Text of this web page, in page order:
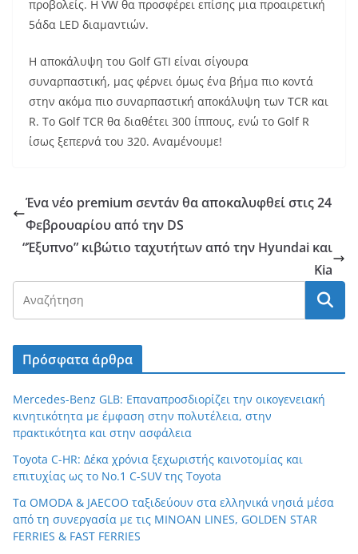
προβολείς. Η VW θα προσφέρει επίσης μια προαιρετική
5άδα LED διαμαντιών.
Η αποκάλυψη του Golf GTI είναι σίγουρα
συναρπαστική, μας φέρνει όμως ένα βήμα πιο κοντά
στην ακόμα πιο συναρπαστική αποκάλυψη των TCR και
R. Tο Golf TCR θα διαθέτει 300 ίππους, ενώ το Golf R
ίσως ξεπερνά του 320. Αναμένουμε!
Ένα νέο premium σεντάν θα αποκαλυφθεί στις 24
Φεβρουαρίου από την DS
“Έξυπνο” κιβώτιο ταχυτήτων από την Hyundai και
Kia
Πρόσφατα άρθρα
Mercedes-Benz GLB: Επαναπροσδιορίζει την οικογενειακή
κινητικότητα με έμφαση στην πολυτέλεια, στην
πρακτικότητα και στην ασφάλεια
Toyota C-HR: Δέκα χρόνια ξεχωριστής καινοτομίας και
επιτυχίας ως το Νο.1 C-SUV της Toyota
Τα OMODA & JAECOO ταξιδεύουν στα ελληνικά νησιά μέσα
από τη συνεργασία με τις MINOAN LINES, GOLDEN STAR
FERRIES & FAST FERRIES